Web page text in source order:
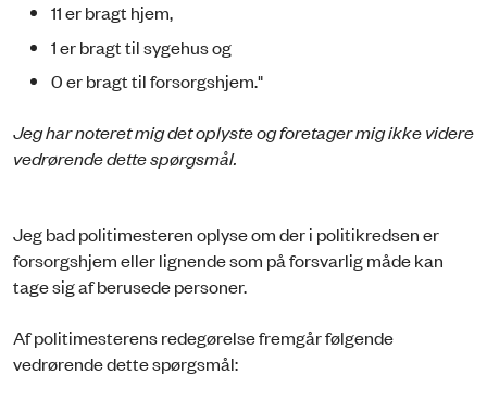
11 er bragt hjem,
1 er bragt til sygehus og
0 er bragt til forsorgshjem."
Jeg har noteret mig det oplyste og foretager mig ikke videre
vedrørende dette spørgsmål.
Jeg bad politimesteren oplyse om der i politikredsen er
forsorgshjem eller lignende som på forsvarlig måde kan
tage sig af berusede personer.
Af politimesterens redegørelse fremgår følgende
vedrørende dette spørgsmål: